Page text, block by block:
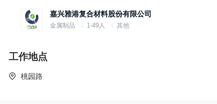
任职要求：
专以上学历；
2、熟悉人力资源相关法律法规与劳动合同法，擅长招聘，发掘
嘉兴雅港复合材料股份有限公司
金属制品 1-49人 其他
工作地点
桃园路